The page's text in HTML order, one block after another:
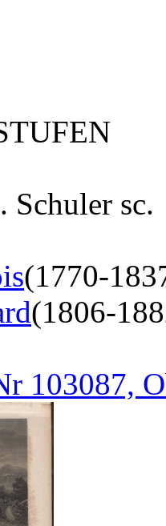
Schuler sc.
(1770-
(1806-
103087,